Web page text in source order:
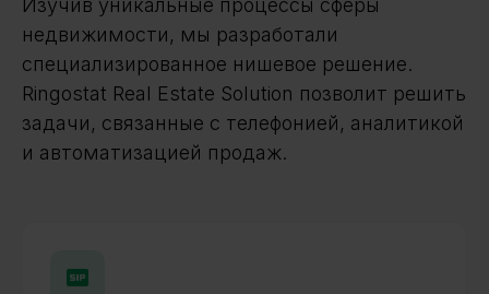
Изучив уникальные процессы сферы
недвижимости, мы разработали
специализированное нишевое решение.
Ringostat Real Estate Solution позволит решить
задачи, связанные с телефонией, аналитикой
и автоматизацией продаж.